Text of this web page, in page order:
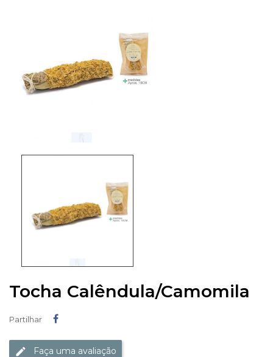
Tocha Calêndula/Camomila
Partilhar
Faça uma avaliação